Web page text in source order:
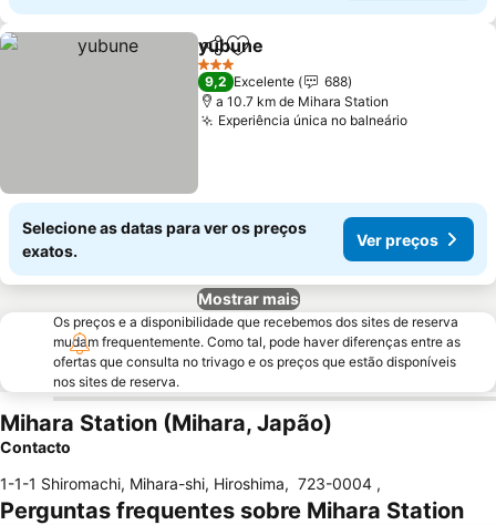
PartilharAdicionar aos favoritos
yubune
3 Estrelas
9,2 Excelente
688
a 10.7 km de Mihara Station
Experiência única no balneárioVer
Selecione as datas para ver os preços
exatos.
Ver preços
Mostrar mais
Os preços e a disponibilidade que recebemos dos sites de reserva
mudam frequentemente. Como tal, pode haver diferenças entre as
ofertas que consulta no trivago e os preços que estão disponíveis
nos sites de reserva.
Mihara Station (Mihara, Japão)
Contacto
1-1-1 Shiromachi, Mihara-shi, Hiroshima, 723-0004 ,
Perguntas frequentes sobre Mihara Station